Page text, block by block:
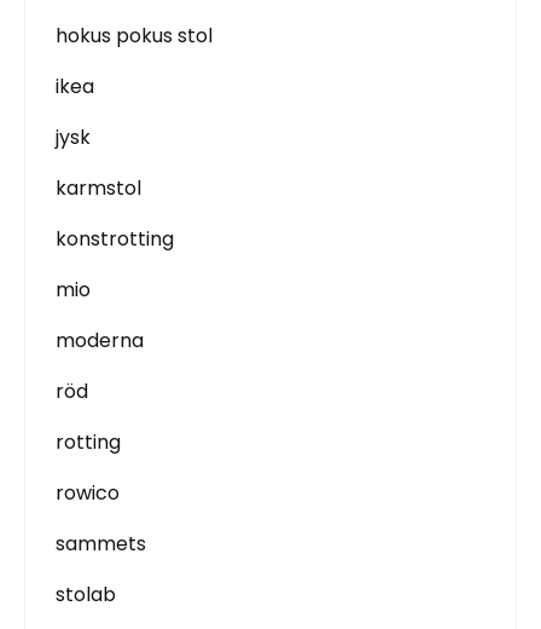
hokus pokus stol
ikea
jysk
karmstol
konstrotting
mio
moderna
röd
rotting
rowico
sammets
stolab